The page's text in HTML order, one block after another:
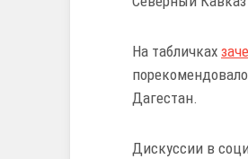
На табличках
Дагестан.
Дискуссии в